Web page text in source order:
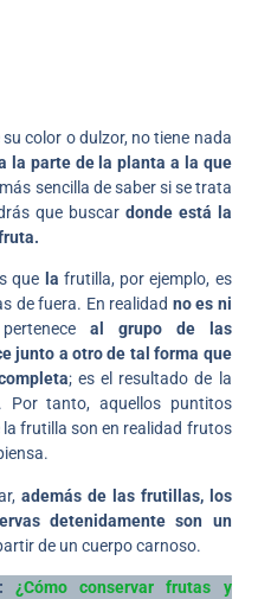
color o dulzor, no tiene nada
la parte de la planta a la que
sencilla de saber si se trata
que buscar donde está la
que la frutilla, por ejemplo, es
de fuera. En realidad no es ni
al grupo de las
junto a otro de tal forma que
; es el resultado de la
Por tanto, aquellos puntitos
frutilla son en realidad frutos
además de las frutillas, los
detenidamente son un
de un cuerpo carnoso.
¿Cómo conservar frutas y